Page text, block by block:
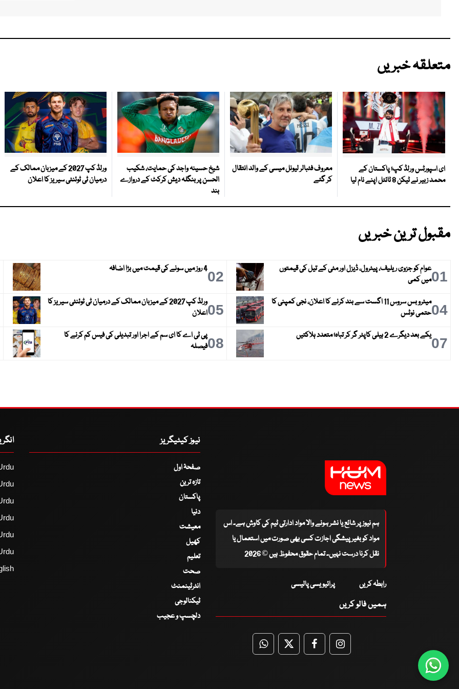
متعلقہ خبریں
ای اسپورٹس ورلڈ کپ؛ پاکستان کے
محمد زبیر نے ٹیکن 8 ٹائٹل اپنے نام لیا
معروف فٹبالر لیونل میسی کے والد انتقال
کر گئے
شیخ حسینہ واجد کی حمایت، شکیب
الحسن پر بنگلہ دیش کرکٹ کے دروازے
بند
ورلڈ کپ 2027 کے میزبان ممالک کے
درمیان ٹی ٹوئنٹی سیریز کا اعلان
مقبول ترین خبریں
01عوام کو جزوی ریلیف، پیٹرول، ڈیزل اور مٹی کے تیل کی قیمتوں
میں کمی
024 روز میں سونے کی قیمت میں بڑا اضافہ
04
میٹرو بس سروس 11 اگست سے بند کرنے کا اعلان، نجی کمپنی کا
حتمی نوٹس
05
ورلڈ کپ 2027 کے میزبان ممالک کے درمیان ٹی ٹوئنٹی سیریز کا
اعلان
07یکے بعد دیگرے 2 ہیلی کاپٹر گر کر تباہ؛ متعدد ہلاکتیں 08پی ٹی اے کا ای سم کے اجرا اور تبدیلی کی فیس کم کرنے کا
فیصلہ
ہم نیوز پر شائع یا نشر ہونے والا مواد ادارتی ٹیم کی کاوش ہے۔ اس
مواد کو بغیر پیشگی اجازت کسی بھی صورت میں استعمال یا
نقل کرنا درست نہیں۔ تمام حقوق محفوظ ہیں © 2026
رابطہ کریں پرائیویسی پالیسی
ہمیں فالو کریں
WhatsApp
TwitterFacebookFacebook
نیوز کیٹیگریز
صفحۂ اول
تازہ ترین
پاکستان
دنیا
معیشت
کھیل
تعلیم
صحت
انٹرٹینمنٹ
ٹیکنالوجی
دلچسپ و عجیب